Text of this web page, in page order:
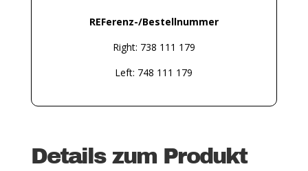
REFerenz-/Bestellnummer
Right: 738 111 179
Left: 748 111 179
Details zum Produkt